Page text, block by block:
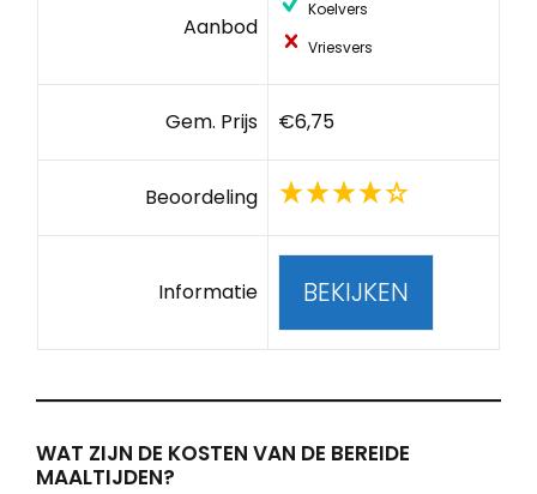
Aanbod
Koelvers
Vriesvers
Gem. Prijs €6,75
Beoordeling
Informatie BEKIJKEN
WAT ZIJN DE KOSTEN VAN DE BEREIDE
MAALTIJDEN?